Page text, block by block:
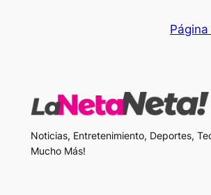
Noticias, Entretenimiento, Deportes,
Mucho Más!